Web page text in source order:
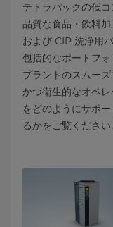
テトラパックの低
品質な食品・飲料加
および CIP 洗浄用
包括的なポートフォ
プラントのスムー
かつ衛生的なオペ
をどのようにサポ
るかをご覧ください